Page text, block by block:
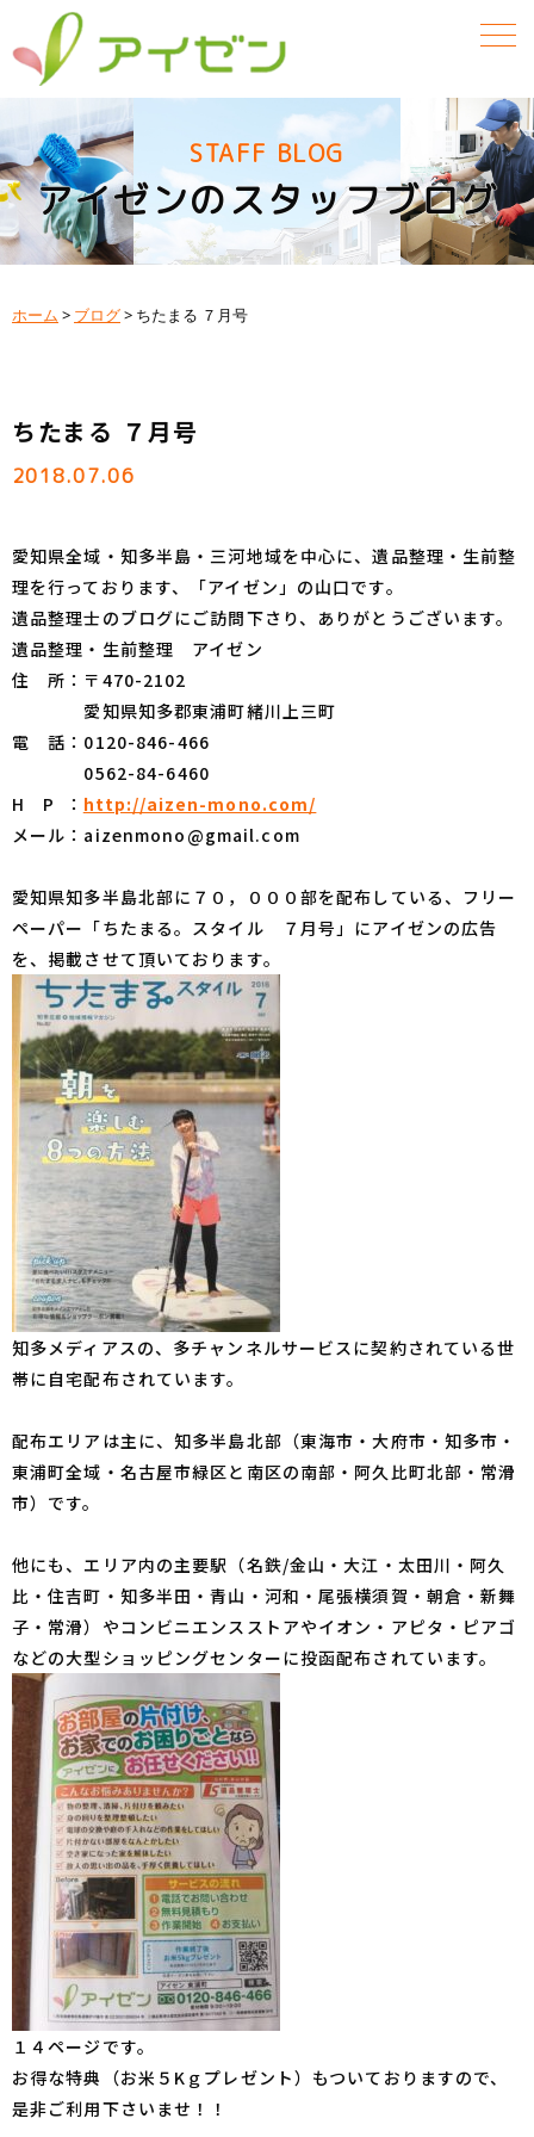
STAFF BLOG
アイゼンのスタッフブログ
ホーム > ブログ> ちたまる ７月号
ちたまる ７月号
2018.07.06
愛知県全域・知多半島・三河地域を中心に、遺品整理・生前整
理を行っております、「アイゼン」の山口です。
遺品整理士のブログにご訪問下さり、ありがとうございます。
遺品整理・生前整理 アイゼン
住 所：〒470-2102
愛知県知多郡東浦町緒川上三町
電 話：0120-846-466
0562-84-6460
H P ： http://aizen-mono.com/
メール：aizenmono@gmail.com
愛知県知多半島北部に７０，０００部を配布している、フリー
ペーパー「ちたまる。スタイル ７月号」にアイゼンの広告
を、掲載させて頂いております。
知多メディアスの、多チャンネルサービスに契約されている世
帯に自宅配布されています。
配布エリアは主に、知多半島北部（東海市・大府市・知多市・
東浦町全域・名古屋市緑区と南区の南部・阿久比町北部・常滑
市）です。
他にも、エリア内の主要駅（名鉄/金山・大江・太田川・阿久
比・住吉町・知多半田・青山・河和・尾張横須賀・朝倉・新舞
子・常滑）やコンビニエンスストアやイオン・アピタ・ピアゴ
などの大型ショッピングセンターに投函配布されています。
１４ページです。
お得な特典（お米５Kｇプレゼント）もついておりますので、
是非ご利用下さいませ！！